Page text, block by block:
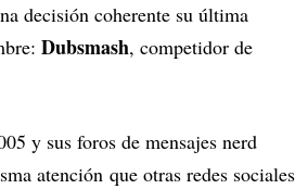
decisión coherente su última
Dubsmash, competidor de
y sus foros de mensajes nerd
atención que otras redes sociales